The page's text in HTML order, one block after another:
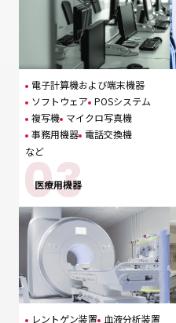
電子計算機および端末機器
ソフトウェア POSシステム
複写機 マイクロ写真機
事務用機器 電話交換機
など
医療用機器
レントゲン装置
血液分析装置